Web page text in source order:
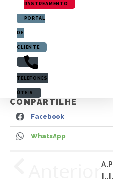
RASTREAMENTO
PORTAL
DE
CLIENTE
TELEFONES
ÚTEIS
CURTA ESTE ARTIGO
Curtir
COMPARTILHE
Facebook
WhatsApp
ARTIGO ANTERIOR
INSTALAÇÃO COM ALARME KEYLESS 300 – SPIN (GM)INSTALAÇÃO DO